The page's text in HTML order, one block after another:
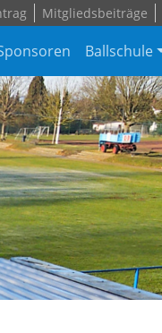
Mitgliedsbeiträge
Ballschule